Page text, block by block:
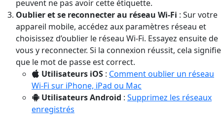
peuvent ne pas avoir cette étiquette.
Oublier et se reconnecter au réseau Wi-Fi : Sur votre
appareil mobile, accédez aux paramètres réseau et
choisissez d’oublier le réseau Wi-Fi. Essayez ensuite de
vous y reconnecter. Si la connexion réussit, cela signifie
que le mot de passe est correct.
Utilisateurs iOS : Comment oublier un réseau
Wi-Fi sur iPhone, iPad ou Mac
Utilisateurs Android : Supprimez les réseaux
enregistrés